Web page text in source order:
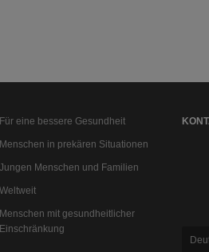
Für eine bessere Gesundheit
Menschen in prekären Situationen
Jungen Menschen und Familien
Weltweit
Menschen mit gesundheitlicher
Einschränkung